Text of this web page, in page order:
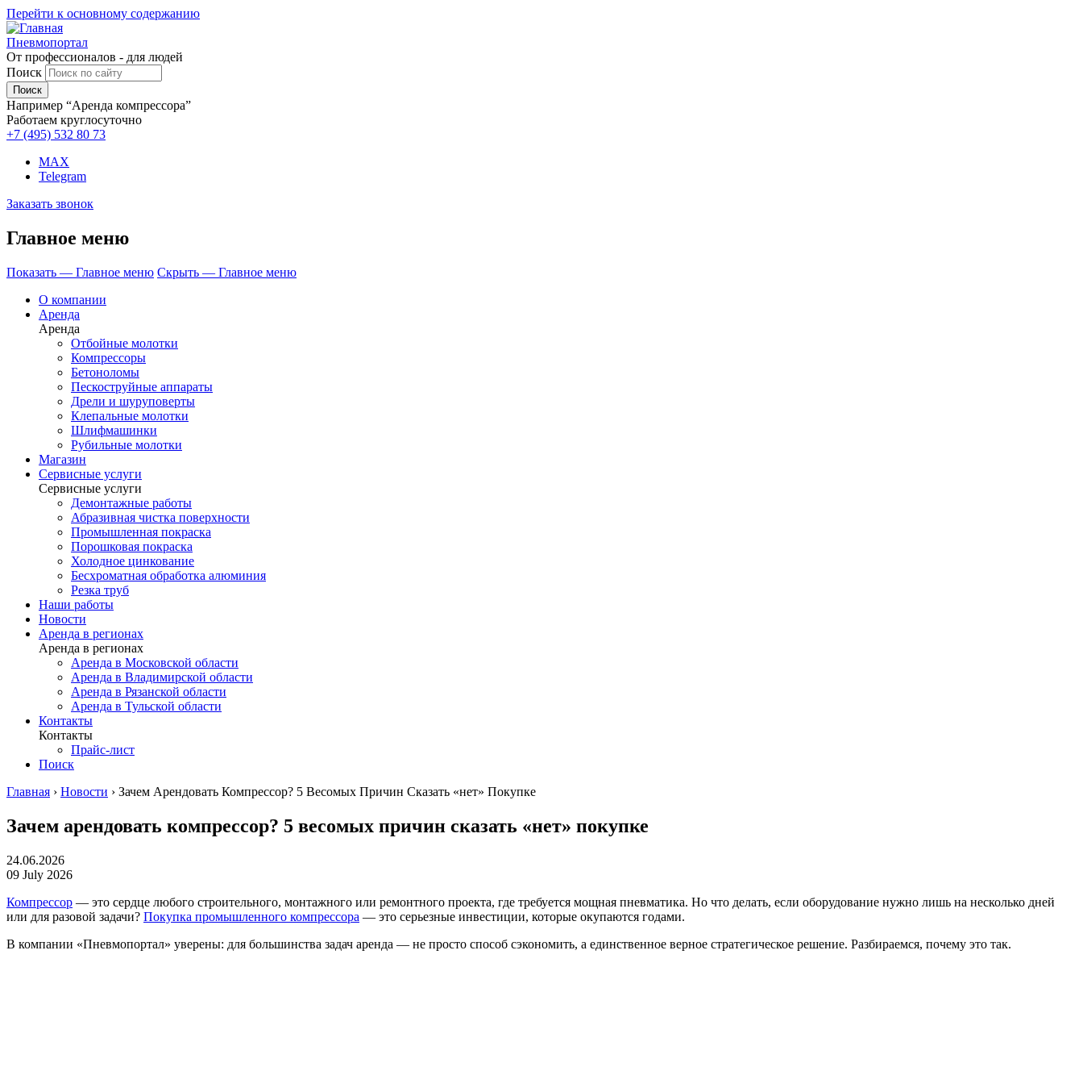
Перейти к основному содержанию
Пневмопортал
От профессионалов - для людей
Поиск
Например “Аренда компрессора”
Работаем круглосуточно
+7 (495) 532 80 73
MAX
Telegram
Заказать звонок
Главное меню
Показать — Главное меню Скрыть — Главное меню
О компании
Аренда
Аренда
Отбойные молотки
Компрессоры
Бетоноломы
Пескоструйные аппараты
Дрели и шуруповерты
Клепальные молотки
Шлифмашинки
Рубильные молотки
Магазин
Сервисные услуги
Сервисные услуги
Демонтажные работы
Абразивная чистка поверхности
Промышленная покраска
Порошковая покраска
Холодное цинкование
Бесхроматная обработка алюминия
Резка труб
Наши работы
Новости
Аренда в регионах
Аренда в регионах
Аренда в Московской области
Аренда в Владимирской области
Аренда в Рязанской области
Аренда в Тульской области
Контакты
Контакты
Прайс-лист
Поиск
Главная › Новости › Зачем Арендовать Компрессор? 5 Весомых Причин Сказать «нет» Покупке
Зачем арендовать компрессор? 5 весомых причин сказать «нет» покупке
24.06.2026
09 July 2026
Компрессор — это сердце любого строительного, монтажного или ремонтного проекта, где требуется мощная пневматика. Но что делать, если оборудование нужно лишь на несколько дней
или для разовой задачи? Покупка промышленного компрессора — это серьезные инвестиции, которые окупаются годами.
В компании «Пневмопортал» уверены: для большинства задач аренда — не просто способ сэкономить, а единственное верное стратегическое решение. Разбираемся, почему это так.